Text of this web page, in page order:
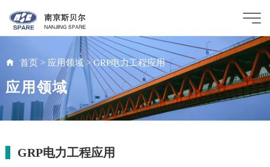
首页> 应用领域>GRP电力工程应用
应用领域
GRP电力工程应用